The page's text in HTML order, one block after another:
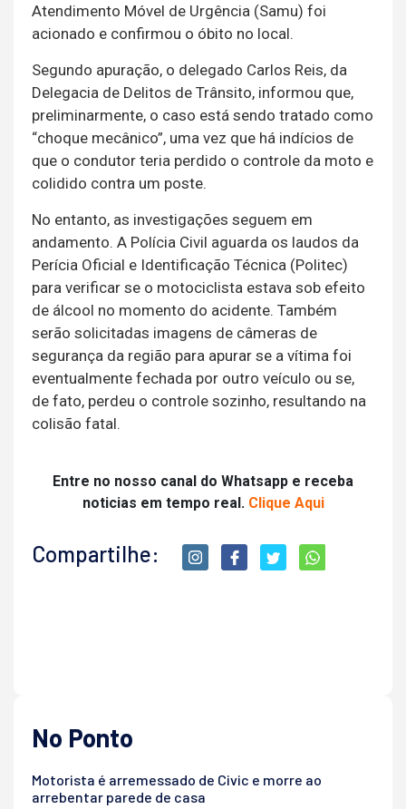
Atendimento Móvel de Urgência (Samu) foi
acionado e confirmou o óbito no local.
Segundo apuração, o delegado Carlos Reis, da
Delegacia de Delitos de Trânsito, informou que,
preliminarmente, o caso está sendo tratado como
“choque mecânico”, uma vez que há indícios de
que o condutor teria perdido o controle da moto e
colidido contra um poste.
No entanto, as investigações seguem em
andamento. A Polícia Civil aguarda os laudos da
Perícia Oficial e Identificação Técnica (Politec)
para verificar se o motociclista estava sob efeito
de álcool no momento do acidente. Também
serão solicitadas imagens de câmeras de
segurança da região para apurar se a vítima foi
eventualmente fechada por outro veículo ou se,
de fato, perdeu o controle sozinho, resultando na
colisão fatal.
Entre no nosso canal do Whatsapp e receba
noticias em tempo real. Clique Aqui
Compartilhe:
No Ponto
Motorista é arremessado de Civic e morre ao
arrebentar parede de casa